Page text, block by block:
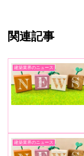
関連記事
建築業界のニュース
建築業界のニュース